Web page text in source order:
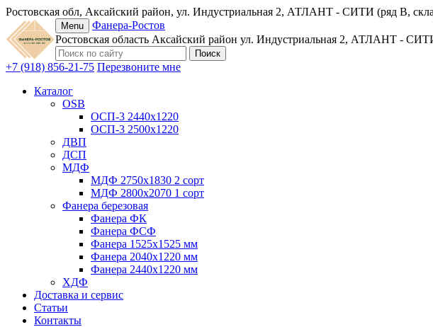
Ростовская обл, Аксайский район, ул. Индустриальная 2, АТЛАНТ - СИТИ (ряд В,
Menu
Фанера-Ростов
Ростовская область Аксайский район ул. Индустриальная 2, АТЛАНТ -
+7 (918) 856-21-75 Перезвоните мне
Каталог
OSB
ОСП-3 2440х1220
ОСП-3 2500х1220
ДВП
ДСП
МДФ
МДФ 2750х1830 2 сорт
МДФ 2800х2070 1 сорт
Фанера березовая
Фанера ФК
Фанера ФСФ
Фанера 1525х1525 мм
Фанера 2040х1220 мм
Фанера 2440х1220 мм
ХДФ
Доставка и сервис
Статьи
Контакты